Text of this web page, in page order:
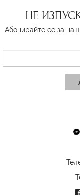
НЕ
Абонирайте се за